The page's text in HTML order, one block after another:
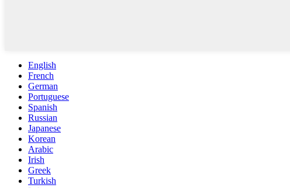
English
French
German
Portuguese
Spanish
Russian
Japanese
Korean
Arabic
Irish
Greek
Turkish